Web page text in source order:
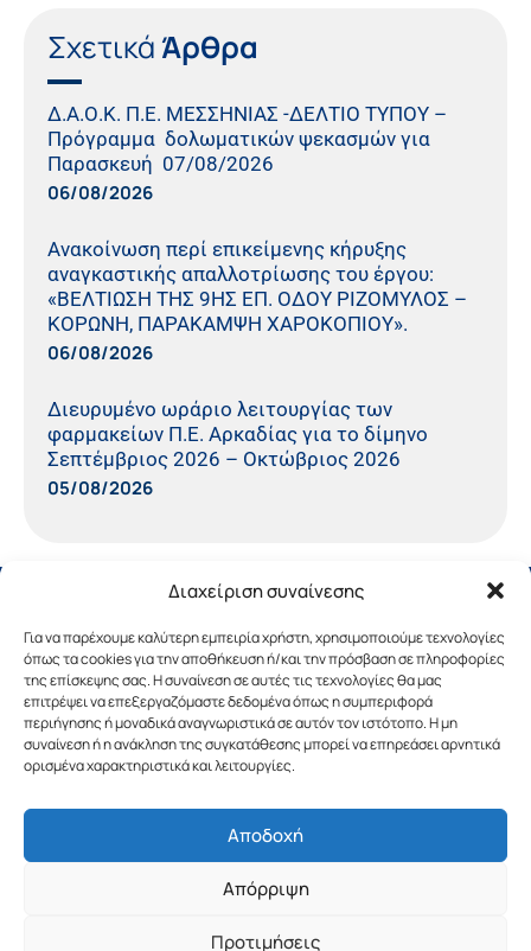
Διαχείριση συναίνεσης
Για να παρέχουμε καλύτερη εμπειρία χρήστη, χρησιμοποιούμε τεχνολογίες
όπως τα cookies για την αποθήκευση ή/και την πρόσβαση σε πληροφορίες
της επίσκεψης σας. Η συναίνεση σε αυτές τις τεχνολογίες θα μας
επιτρέψει να επεξεργαζόμαστε δεδομένα όπως η συμπεριφορά
περιήγησης ή μοναδικά αναγνωριστικά σε αυτόν τον ιστότοπο. Η μη
συναίνεση ή η ανάκληση της συγκατάθεσης μπορεί να επηρεάσει αρνητικά
ορισμένα χαρακτηριστικά και λειτουργίες.
Αποδοχή
Απόρριψη
Προτιμήσεις
Σχετικά Άρθρα
Δ.Α.Ο.Κ. Π.Ε. ΜΕΣΣΗΝΙΑΣ -ΔΕΛΤΙΟ ΤΥΠΟΥ –
Πρόγραμμα δολωματικών ψεκασμών για
Παρασκευή 07/08/2026
06/08/2026
Ανακοίνωση περί επικείμενης κήρυξης
αναγκαστικής απαλλοτρίωσης του έργου:
«ΒΕΛΤΙΩΣΗ ΤΗΣ 9ΗΣ ΕΠ. ΟΔΟΥ ΡΙΖΟΜΥΛΟΣ –
ΚΟΡΩΝΗ, ΠΑΡΑΚΑΜΨΗ ΧΑΡΟΚΟΠΙΟΥ».
06/08/2026
Διευρυμένο ωράριο λειτουργίας των
φαρμακείων Π.Ε. Αρκαδίας για το δίμηνο
Σεπτέμβριος 2026 – Οκτώβριος 2026
05/08/2026
Copyright © 2019 Περιφέρεια Πελοποννήσου.
Σχεδιασμός & Υλοποίηση από την